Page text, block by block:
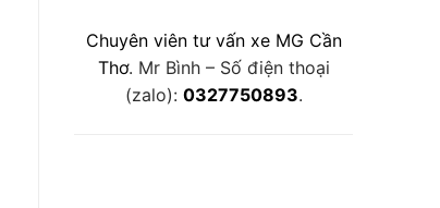
Chuyên viên tư vấn xe MG Cần
Thơ. Mr Bình – Số điện thoại
(zalo): 0327750893.